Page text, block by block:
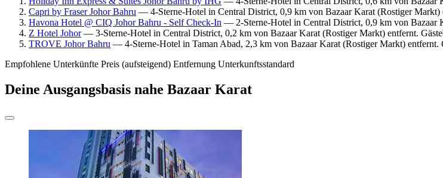
Capri by Fraser Johor Bahru — 4-Sterne-Hotel in Central District, 0,9 km von Bazaar Karat (Rostiger
Havona Hotel @ CIQ Johor Bahru - Self Check-In — 2-Sterne-Hotel in Central District, 0,9 km von Bazaar
Z Hotel Johor— 3-Sterne-Hotel in Central District, 0,2 km von Bazaar Karat (Rostiger Markt) entfernt.
TROVE Johor Bahru — 4-Sterne-Hotel in Taman Abad, 2,3 km von Bazaar Karat (Rostiger Markt)
Empfohlene Unterkünfte Preis (aufsteigend) Entfernung Unterkunftsstandard
Deine Ausgangsbasis nahe Bazaar Karat